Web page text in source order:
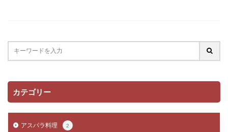
カテゴリー
アスパラ料理 2